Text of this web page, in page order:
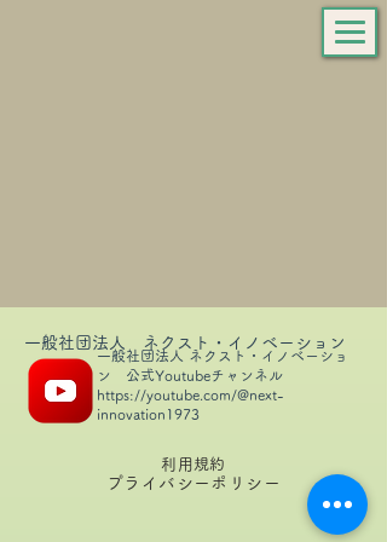
一般社団法人 ネクスト・イノベーション
一般社団法人 ネクスト・イノベーショ
ン 公式Youtubeチャンネル
https://youtube.com/@next-
innovation1973
利用規約
プライバシーポリシー